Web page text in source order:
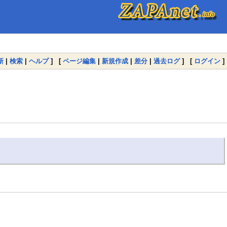
| 検索 | ヘルプ] [ ページ編集 | 新規作成 | 差分 | 過去ログ] [ ログイン ]